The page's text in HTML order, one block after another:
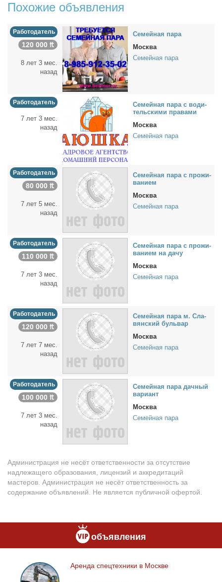
Похожие объявления
Работодатель
120 000 ₶
8 лет 3 мес.
назад
Се­мей­ная па­ра
Москва
Семейная пара
Работодатель
7 лет 3 мес.
назад
Се­мей­ная па­ра с во­ди­
тель­ски­ми пра­ва­ми
Москва
Семейная пара
Работодатель
80 000 ₶
7 лет 5 мес.
назад
Се­мей­ная па­ра с про­жи­
ва­ни­ем
Москва
Семейная пара
Работодатель
110 000 ₶
7 лет 3 мес.
назад
Се­мей­ная па­ра с про­жи­
ва­ни­ем на да­чу
Москва
Семейная пара
Работодатель
120 000 ₶
7 лет 7 мес.
назад
Се­мей­ная па­ра м. Сла­
вян­ский буль­вар
Москва
Семейная пара
Работодатель
100 000 ₶
7 лет 3 мес.
назад
Се­мей­ная па­ра дач­ный
ва­ри­ант
Москва
Семейная пара
Администрация не несёт ответственности за отсутствие
надлежащего образования, лицензий и аккредитаций
мастеров. Администрация не несёт ответственность за
содержание объявлений. Не является публичной офертой.
объявления
Аренда
спецтехники
Арен­да спец­тех­ни­ки в Москве